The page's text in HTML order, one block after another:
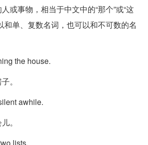
或事物，相当于中文中的“那个”或“这
和单、复数名词，也可以和不可数的名
the house.
。
awhile.
。